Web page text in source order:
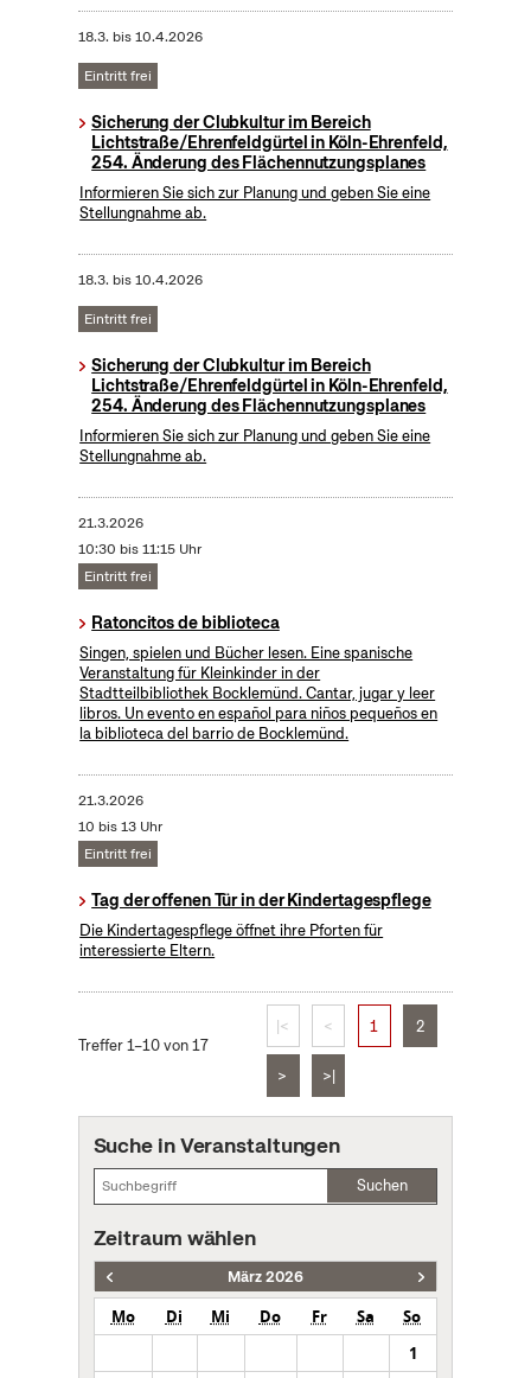
18.3. bis10.4.2026
Eintritt frei
Sicherung der Clubkultur im Bereich
Lichtstraße/Ehrenfeldgürtel in Köln-Ehrenfeld,
254. Änderung des Flächennutzungsplanes
Informieren Sie sich zur Planung und geben Sie eine
Stellungnahme ab.
18.3. bis10.4.2026
Eintritt frei
Sicherung der Clubkultur im Bereich
Lichtstraße/Ehrenfeldgürtel in Köln-Ehrenfeld,
254. Änderung des Flächennutzungsplanes
Informieren Sie sich zur Planung und geben Sie eine
Stellungnahme ab.
21.3.2026
10:30 bis 11:15 Uhr
Eintritt frei
Ratoncitos de biblioteca
Singen, spielen und Bücher lesen. Eine spanische
Veranstaltung für Kleinkinder in der
Stadtteilbibliothek Bocklemünd. Cantar, jugar y leer
libros. Un evento en español para niños pequeños en
la biblioteca del barrio de Bocklemünd.
21.3.2026
10 bis 13 Uhr
Eintritt frei
Tag der offenen Tür in der Kindertagespflege
Die Kindertagespflege öffnet ihre Pforten für
interessierte Eltern.
Treffer 1–10 von 17
|< < 1 2
> >|
Suche in Veranstaltungen
Suchen
Zeitraum wählen
März 2026
Mo Di Mi Do Fr Sa
So
1